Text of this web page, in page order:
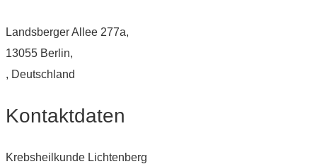
Landsberger Allee 277a,
13055 Berlin,
, Deutschland
Kontaktdaten
Krebsheilkunde Lichtenberg